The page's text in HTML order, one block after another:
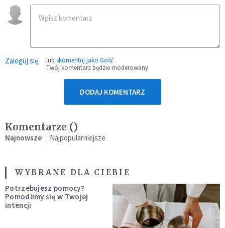
Zaloguj się lub skomentuj jako Gość
Twój komentarz będzie moderowany
DODAJ KOMENTARZ
Komentarze ()
Najnowsze Najpopularniejsze
WYBRANE DLA CIEBIE
Potrzebujesz pomocy?
Pomodlimy się w Twojej
intencji